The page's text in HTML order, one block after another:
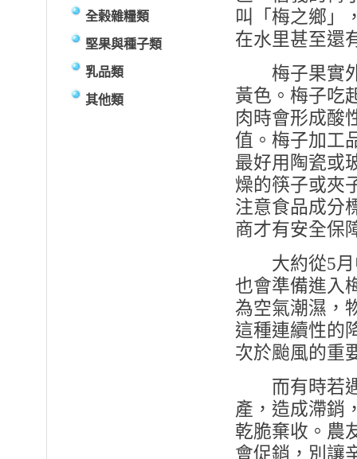
全榖雜糧類
堅果與種子類
乳品類
其他類
叫「梅之鄉」
在水里甚至還
梅子果實外
黃色。梅子吃
肉時會形成酸
值。梅子加工
最好用陶瓷或
燥的筷子或夾
注意食品成分
商才有安全
大約從5
也會準備進入
為空氣潮濕，
這種連續性的
次於颱風的重
而有時若
產，造成滯銷
乾脆棄收。農
會促銷，別讓